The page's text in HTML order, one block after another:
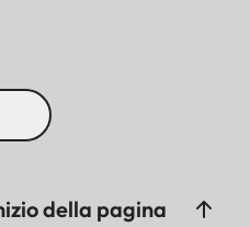
della pagina